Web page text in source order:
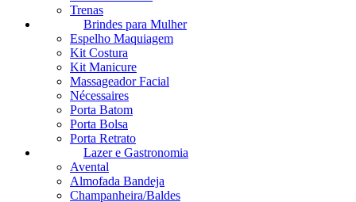
Trenas
Brindes para Mulher
Espelho Maquiagem
Kit Costura
Kit Manicure
Massageador Facial
Nécessaires
Porta Batom
Porta Bolsa
Porta Retrato
Lazer e Gastronomia
Avental
Almofada Bandeja
Champanheira/Baldes